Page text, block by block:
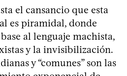
el cansancio que esta
es piramidal, donde
al lenguaje machista,
y la invisibilización.
y “comunes” son las